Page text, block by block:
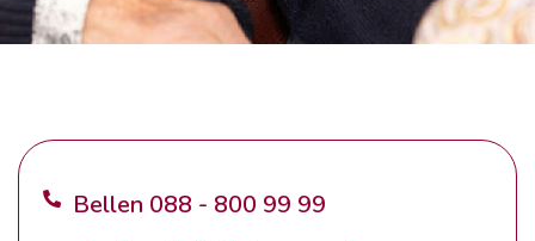
Bellen 088 - 800 99 99